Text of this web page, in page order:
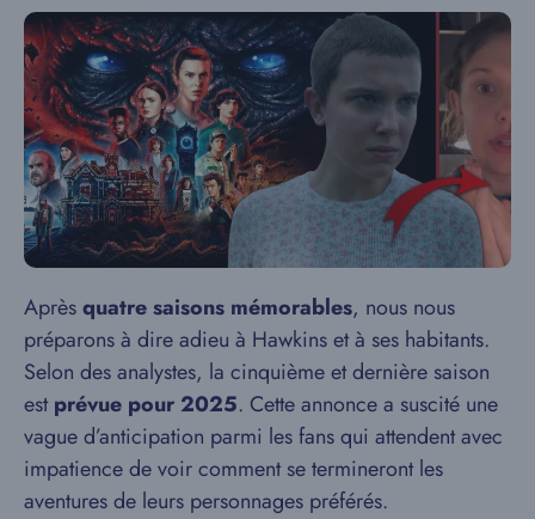
Aprèsquatre saisons mémorables, nous nous
préparons à dire adieu à Hawkins et à ses habitants.
Selon des analystes, la cinquième et dernière saison
estprévue pour 2025. Cette annonce a suscité une
vague d’anticipation parmi les fans qui attendent avec
impatience de voir comment se termineront les
aventures de leurs personnages préférés.